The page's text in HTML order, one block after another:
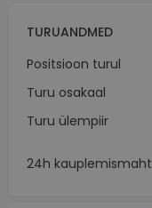
TURUANDMED
Positsioon turul
Turu osakaal
Turu ülempiir
24h kauplemismaht